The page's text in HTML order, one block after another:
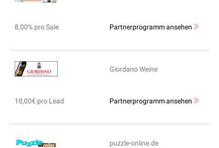
8,00% pro Sale Partnerprogramm ansehen
Giordano Weine
10,00€ pro Lead Partnerprogramm ansehen
puzzle-online.de